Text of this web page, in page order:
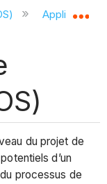
hiérarchie
Application
du projet de
d’un
processus de